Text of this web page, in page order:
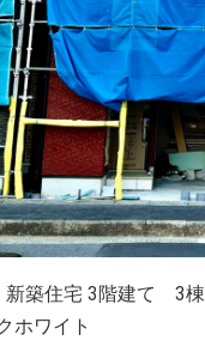
、新築住宅 3階建
ホワイト